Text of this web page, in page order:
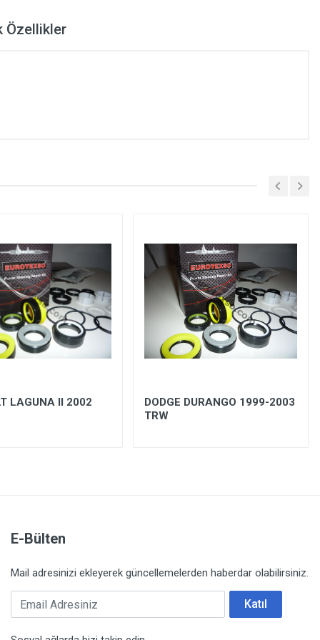
Özellikler
LAGUNA II 2002
DODGE DURANGO 1999-2003
TRW
E-Bülten
Mail adresinizi ekleyerek güncellemelerden haberdar olabilirsiniz.
Email Adresiniz Katıl